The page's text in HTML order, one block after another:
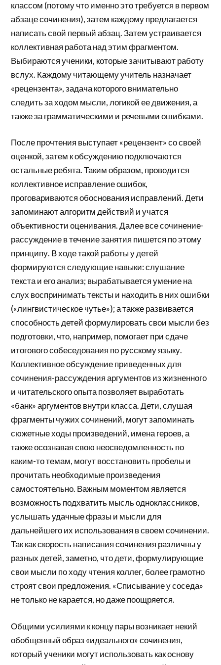
классом (потому что именно это требуется в первом
абзаце сочинения), затем каждому предлагается
написать свой первый абзац. Затем устраивается
коллективная работа над этим фрагментом.
Выбираются ученики, которые зачитывают работу
вслух. Каждому читающему учитель назначает
«рецензента», задача которого внимательно
следить за ходом мысли, логикой ее движения, а
также за грамматическими и речевыми ошибками.
После прочтения выступает «рецензент» со своей
оценкой, затем к обсуждению подключаются
остальные ребята. Таким образом, проводится
коллективное исправление ошибок,
проговариваются обоснования исправлений. Дети
запоминают алгоритм действий и учатся
объективности оценивания. Далее все сочинение-
рассуждение в течение занятия пишется по этому
принципу. В ходе такой работы у детей
формируются следующие навыки: слушание
текста и его анализ; вырабатывается умение на
слух воспринимать тексты и находить в них ошибки
(«лингвистическое чутье»); а также развивается
способность детей формулировать свои мысли без
подготовки, что, например, помогает при сдаче
итогового собеседования по русскому языку.
Коллективное обсуждение приведенных для
сочинения-рассуждения аргументов из жизненного
и читательского опыта позволяет выработать
«банк» аргументов внутри класса. Дети, слушая
фрагменты чужих сочинений, могут запоминать
сюжетные ходы произведений, имена героев, а
также осознавая свою неосведомленность по
каким-то темам, могут восстановить пробелы и
прочитать необходимые произведения
самостоятельно. Важным моментом является
возможность подхватить мысль одноклассников,
услышать удачные фразы и мысли для
дальнейшего их использования в своем сочинении.
Так как скорость написания сочинения различны у
разных детей, заметно, что дети, формулирующие
свои мысли по ходу чтения коллег, более грамотно
строят свои предложения. «Списывание у соседа»
не только не карается, но даже поощряется.
Общими усилиями к концу пары возникает некий
обобщенный образ «идеального» сочинения,
который ученики могут использовать как основу